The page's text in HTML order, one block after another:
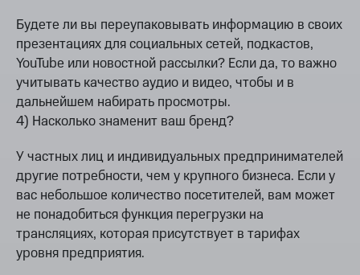
Будете ли вы переупаковывать информацию в своих
презентациях для социальных сетей, подкастов,
YouTube или новостной рассылки? Если да, то важно
учитывать качество аудио и видео, чтобы и в
дальнейшем набирать просмотры.
4) Насколько знаменит ваш бренд?
У частных лиц и индивидуальных предпринимателей
другие потребности, чем у крупного бизнеса. Если у
вас небольшое количество посетителей, вам может
не понадобиться функция перегрузки на
трансляциях, которая присутствует в тарифах
уровня предприятия.